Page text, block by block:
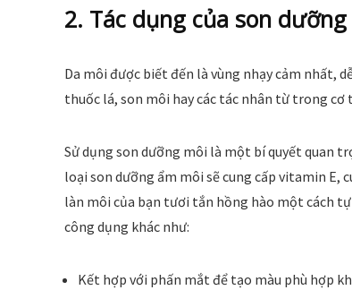
2. Tác dụng của son
Da môi được biết đến là vùng nhạy cảm nhất,
thuốc lá, son môi hay các tác nhân từ trong cơ
Sử dụng son dưỡng môi là một bí quyết quan
loại son dưỡng ẩm môi sẽ cung cấp vitamin E,
làn môi của bạn tươi tắn hồng hào một cách
công dụng khác như:
Kết hợp với phấn mắt để tạo màu phù hợp